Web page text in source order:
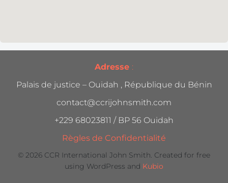
Adresse :
Palais de justice – Ouidah , République du Bénin
contact@ccrijohnsmith.com
+229 68023811 / BP 56 Ouidah
Règles de Confidentialité
© 2026 CCR International John Smith. Created for free
using WordPress and Kubio